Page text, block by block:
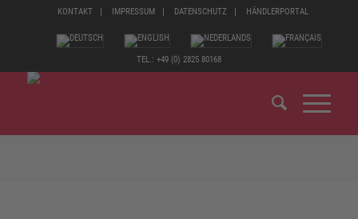
KONTAKT IMPRESSUM DATENSCHUTZ HÄNDLERPORTAL
TEL.: +49 (0) 2825 80168